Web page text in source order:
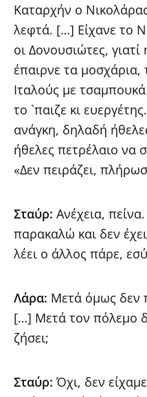
Καταρχήν ο
λεφτά. […] Είχανε το
οι Δονουσιώτες,
έπαιρνε τα μοσχάρια,
Ιταλούς με
το `παιζε κι
ανάγκη, δηλαδή
ήθελες πετρέλαιο να
«Δεν πειράζει,
Σταύρ: Ανέχεια,
παρακαλώ και δεν
λέει ο άλλος πάρε,
Λάρα: Μετά όμως δεν
[…] Μετά τον πόλεμο
ζήσει;
Σταύρ: Όχι, δεν